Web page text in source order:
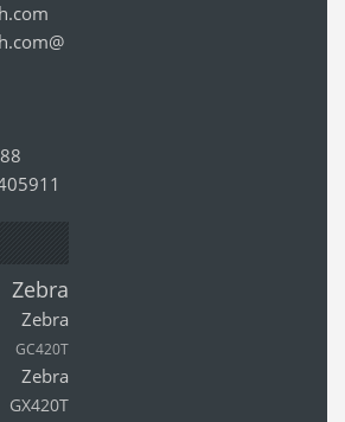
Zebra
Zebra
Zebra